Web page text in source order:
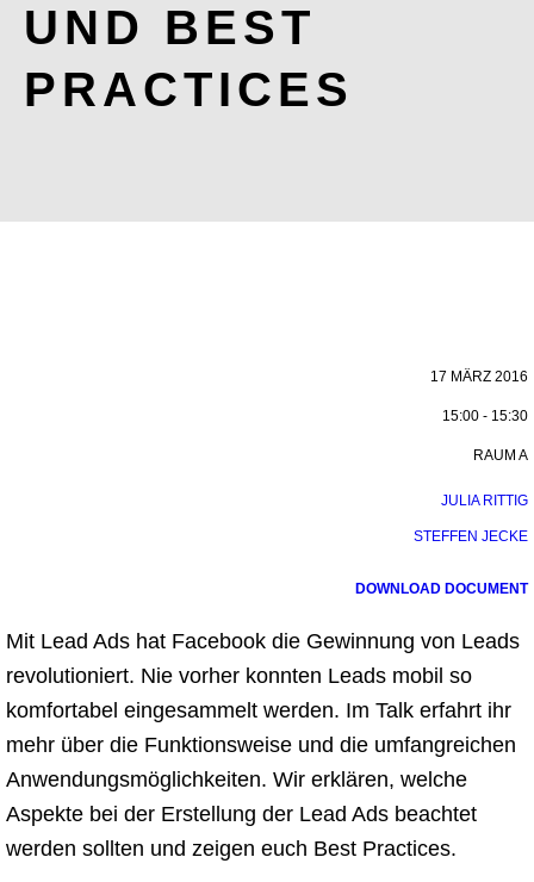
UND BEST
PRACTICES
17 MÄRZ 2016
15:00 - 15:30
RAUM A
JULIA RITTIG
STEFFEN JECKE
DOWNLOAD DOCUMENT
Mit Lead Ads hat Facebook die Gewinnung von Leads
revolutioniert. Nie vorher konnten Leads mobil so
komfortabel eingesammelt werden. Im Talk erfahrt ihr
mehr über die Funktionsweise und die umfangreichen
Anwendungsmöglichkeiten. Wir erklären, welche
Aspekte bei der Erstellung der Lead Ads beachtet
werden sollten und zeigen euch Best Practices.